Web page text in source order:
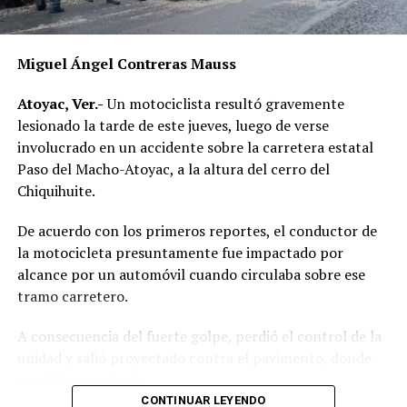
Miguel Ángel Contreras Mauss
Atoyac, Ver.-Un motociclista resultó gravemente
lesionado la tarde de este jueves, luego de verse
involucrado en un accidente sobre la carretera estatal
Paso del Macho-Atoyac, a la altura del cerro del
Chiquihuite.
De acuerdo con los primeros reportes, el conductor de
la motocicleta presuntamente fue impactado por
alcance por un automóvil cuando circulaba sobre ese
tramo carretero.
A consecuencia del fuerte golpe, perdió el control de la
CONTINUAR LEYENDO